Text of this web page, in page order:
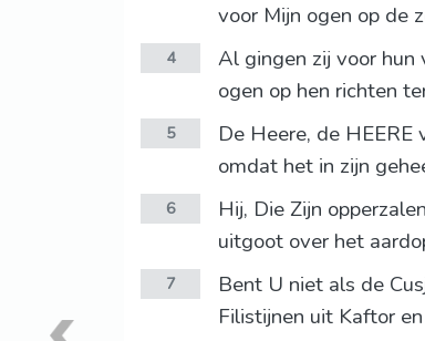
voor Mijn ogen op de
4
Al gingen zij voor hun
ogen op hen richten
5
De Heere, de
omdat het in zijn
6
Hij, Die Zijn
uitgoot over het
7
Bent U niet als de
Filistijnen uit Kaftor